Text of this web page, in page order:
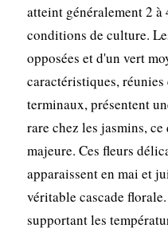
atteint généralement 2 à
conditions de culture.
opposées et d'un vert
caractéristiques,
terminaux, présentent
rare chez les jasmins,
majeure. Ces fleurs
apparaissent en mai et
véritable cascade
supportant les